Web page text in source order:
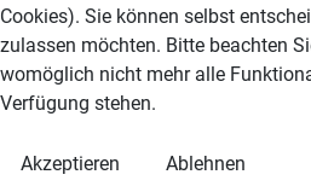
Cookies). Sie können selbst
zulassen möchten. Bitte beachten
womöglich nicht mehr alle
Verfügung stehen.
Akzeptieren Ablehnen